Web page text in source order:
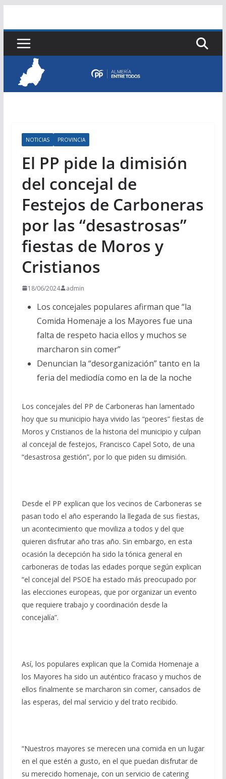
contenido
NOTICIAS PROVINCIA
El PP pide la dimisión
del concejal de
Festejos de Carboneras
por las “desastrosas”
fiestas de Moros y
Cristianos
18/06/2024 admin
Los concejales populares afirman que “la
Comida Homenaje a los Mayores fue una
falta de respeto hacia ellos y muchos se
marcharon sin comer”
Denuncian la “desorganización” tanto en la
feria del mediodía como en la de la noche
Los concejales del PP de Carboneras han lamentado
hoy que su municipio haya vivido las “peores” fiestas de
Moros y Cristianos de la historia del municipio y culpan
al concejal de festejos, Francisco Capel Soto, de una
“desastrosa gestión”, por lo que piden su dimisión.
Desde el PP explican que los vecinos de Carboneras se
pasan todo el año esperando la llegada de sus fiestas,
un acontecimiento que moviliza a todos y del que
quieren disfrutar año tras año. Sin embargo, en esta
ocasión la decepción ha sido la tónica general en
carboneras de todas las edades porque según explican
“el concejal del PSOE ha estado más preocupado por
las elecciones europeas, que por organizar un evento
que requiere trabajo y coordinación desde la
concejalía”.
Así, los populares explican que la Comida Homenaje a
los Mayores ha sido un auténtico fracaso y muchos de
ellos finalmente se marcharon sin comer, cansados de
las esperas, del mal servicio y del trato recibido.
“Nuestros mayores se merecen una comida en un lugar
en el que estén a gusto, en el que puedan disfrutar de
su merecido homenaje, con un servicio de catering